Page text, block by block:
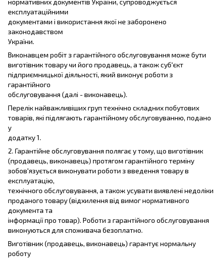
експлуатаційними
документами і використання якої не заборонено
законодавством
України.
Виконавцем робіт з гарантійного обслуговування може бути
виготівник товару чи його продавець, а також суб'єкт
підприємницької діяльності, який виконує роботи з
гарантійного
обслуговування (далі - виконавець).
Перелік найважливіших груп технічно складних побутових
товарів, які підлягають гарантійному обслуговуванню, подано
у
додатку 1.
2. Гарантійне обслуговування полягає у тому, що виготівник
(продавець, виконавець) протягом гарантійного терміну
зобов'язується виконувати роботи з введення товару в
експлуатацію,
технічного обслуговування, а також усувати виявлені недоліки
проданого товару (відхилення від вимог нормативного
документа та
інформації про товар). Роботи з гарантійного обслуговування
виконуються для споживача безоплатно.
Виготівник (продавець, виконавець) гарантує нормальну
роботу